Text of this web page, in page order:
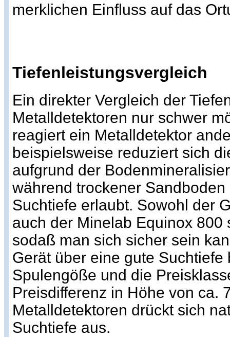
merklichen Einfluss auf das
Tiefenleistungsvergleich
Ein direkter Vergleich der
Metalldetektoren nur schwer
reagiert ein Metalldetektor
beispielsweise reduziert sich
aufgrund der
während trockener
Suchtiefe erlaubt. Sowohl der
auch der Minelab Equinox 800
sodaß man sich sicher sein
Gerät über eine gute Suchtiefe
Spulengöße und die
Preisdifferenz in Höhe von ca.
Metalldetektoren drückt sich
Suchtiefe aus.